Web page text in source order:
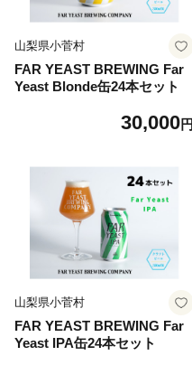
山梨県小菅村
FAR YEAST BREWING Far
Yeast Blonde缶24本セット
30,000円
山梨県小菅村
FAR YEAST BREWING Far
Yeast IPA缶24本セット